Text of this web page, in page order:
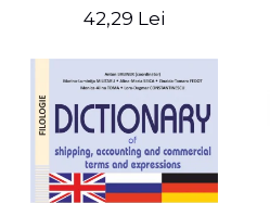
42,29 Lei